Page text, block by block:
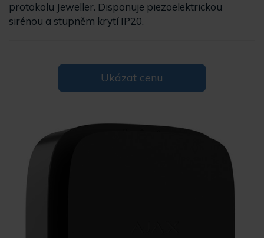
protokolu Jeweller. Disponuje piezoelektrickou
sirénou a stupněm krytí IP20.
Ukázat cenu